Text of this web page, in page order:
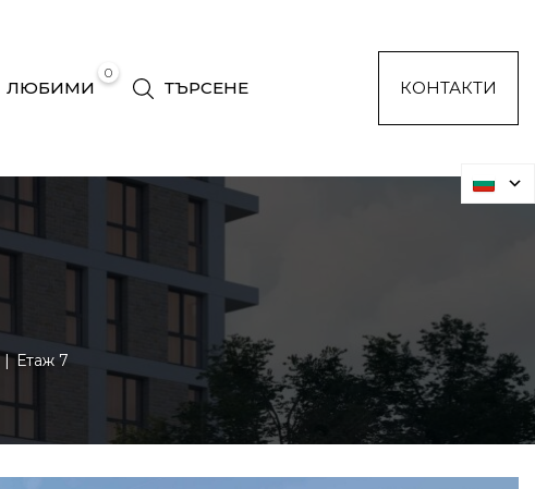
0
ЛЮБИМИ ТЪРСЕНЕ КОНТАКТИ
Етаж 7